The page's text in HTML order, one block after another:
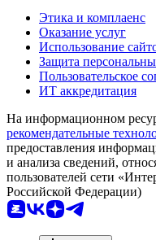
Этика и комплаенс
Оказание услуг
Использование
Защита
Пользовательское
ИТ аккредитация
На информационном
рекомендательные
предоставления
и анализа сведений,
пользователей сети
Российской Федерации)